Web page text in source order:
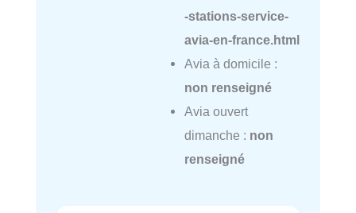
-stations-service-
avia-en-france.html
Avia à domicile :
non renseigné
Avia ouvert
dimanche : non
renseigné